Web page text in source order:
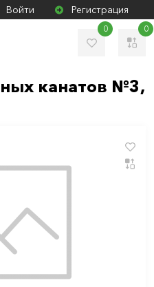
Войти Регистрация
0 0
канатов №3,